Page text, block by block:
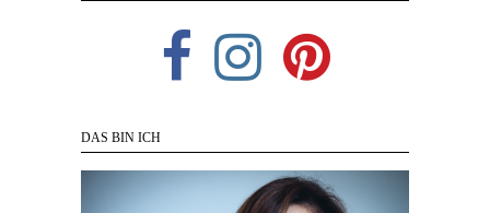
DAS BIN ICH